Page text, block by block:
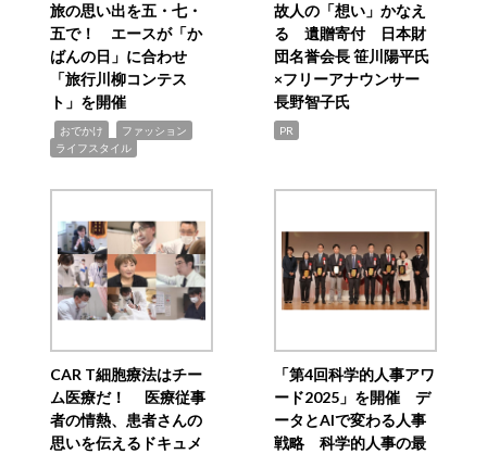
旅の思い出を五・七・
五で！ エースが「か
ばんの日」に合わせ
「旅行川柳コンテス
ト」を開催
おでかけ ファッション
ライフスタイル
故人の「想い」かなえ
る 遺贈寄付 日本財
団名誉会長 笹川陽平氏
×フリーアナウンサー
長野智子氏
PR
CAR T細胞療法はチー
ム医療だ！ 医療従事
者の情熱、患者さんの
思いを伝えるドキュメ
「第4回科学的人事アワ
ード2025」を開催 デ
ータとAIで変わる人事
戦略 科学的人事の最